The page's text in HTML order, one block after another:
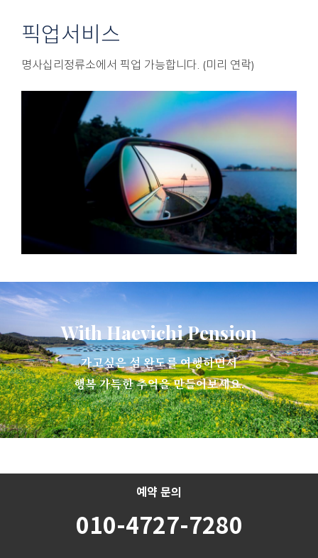
픽업서비스
명사십리정류소에서 픽업 가능합니다. (미리 연락)
With Haevichi Pension
가고싶은 섬 완도를 여행하면서
행복 가득한 추억을 만들어보세요.
예약 문의
010-4727-7280